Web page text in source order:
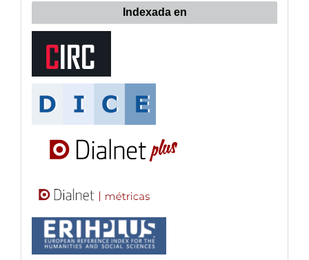
Indexada en